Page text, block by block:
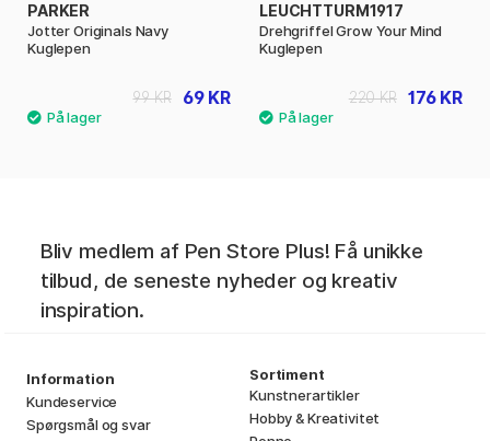
PARKER
Jotter Originals Navy
Kuglepen
69 KR
99 KR
LEUCHTTURM1917
Drehgriffel Grow Your Mind
Kuglepen
176 KR
220 KR
Bliv medlem af Pen Store Plus! Få unikke
tilbud, de seneste nyheder og kreativ
inspiration.
Information
Kundeservice
Spørgsmål og svar
Sortiment
Kunstnerartikler
Hobby & Kreativitet